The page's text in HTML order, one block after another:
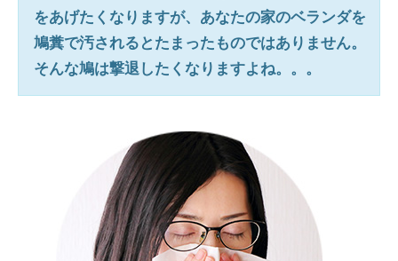
をあげたくなりますが、あなたの家のベランダを
鳩糞で汚されるとたまったものではありません。
そんな鳩は撃退したくなりますよね。。。